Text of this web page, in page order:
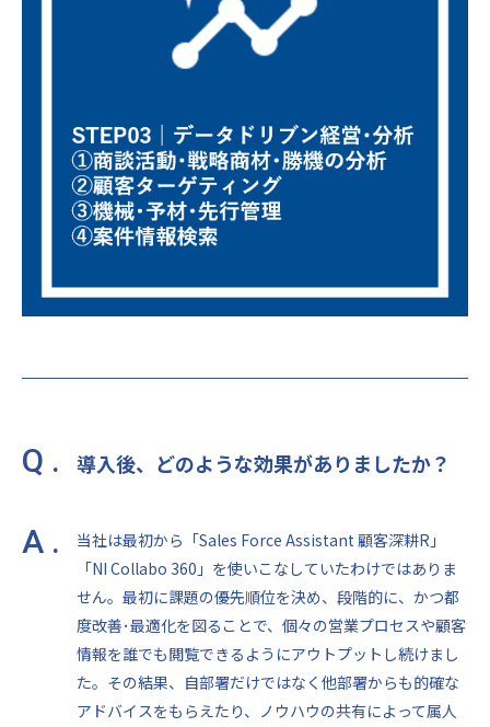
Q . 導入後、どのような効果がありましたか？
A .
当社は最初から「Sales Force Assistant 顧客深耕R」
「NI Collabo 360」を使いこなしていたわけではありま
せん。最初に課題の優先順位を決め、段階的に、かつ都
度改善･最適化を図ることで、個々の営業プロセスや顧客
情報を誰でも閲覧できるようにアウトプットし続けまし
た。その結果、自部署だけではなく他部署からも的確な
アドバイスをもらえたり、ノウハウの共有によって属人